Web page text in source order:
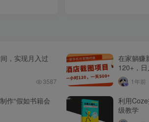
，实现月入过
3587
在家躺赚
120+，日
1年前
作“假如书籍会
利用
级教学